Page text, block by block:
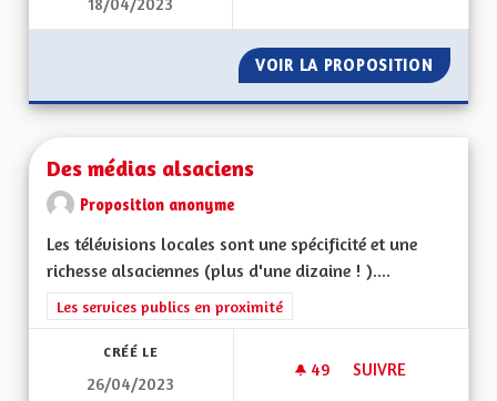
VOIR LA PROPOSITION POUR
Des médias alsaciens
Proposition anonyme
Les télévisions locales sont une spécificité et une
richesse alsaciennes (plus d'une dizaine ! )....
Filtrer les résultats de la catégorie : Les services publics en
Les services publics en proximité
CRÉÉ LE
26/04/2023
49 49 ABONNÉS
SUIVRE